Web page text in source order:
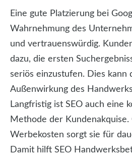
Eine gute Platzierung bei
Wahrnehmung des
und vertrauenswürdig.
dazu, die ersten
seriös einzustufen. Dies kann
Außenwirkung des
Langfristig ist SEO auch eine
Methode der Kundenakquise.
Werbekosten sorgt sie für
Damit hilft SEO